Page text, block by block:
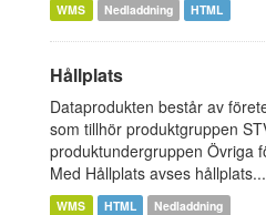
WMS Nedladdning HTML
Hållplats
Dataprodukten består av
som tillhör produktgruppen
produktundergruppen Övriga
Med Hållplats avses hållplats...
WMS HTML Nedladdning